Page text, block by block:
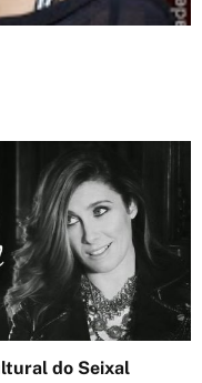
Fórum Cultural do Seixal